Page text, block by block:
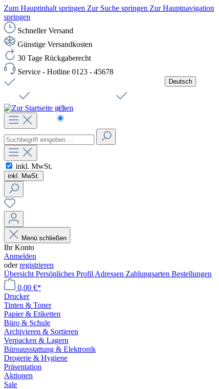
Zum Hauptinhalt springen Zur Suche springen Zur Hauptnavigation
springen
Schneller Versand
Günstige Versandkosten
30 Tage Rückgaberecht
Service - Hotline 0123 - 45678
Deutsch
Čeština
inkl. MwSt.
inkl. MwSt.
Menü schließen
Ihr Konto
Anmelden
oderregistrieren
Übersicht Persönliches Profil Adressen Zahlungsarten Bestellungen
0,00 €*
Drucker
Tinten & Toner
Papier & Etiketten
Büro & Schule
Archivieren & Sortieren
Verpacken & Lagern
Büroausstattung & Elektronik
Drogerie & Hygiene
Präsentation
Aktionen
Sale